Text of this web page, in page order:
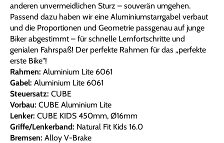
anderen unvermeidlichen Sturz – souverän umgehen.
Passend dazu haben wir eine Aluminiumstarrgabel verbaut
und die Proportionen und Geometrie passgenau auf junge
Biker abgestimmt – für schnelle Lernfortschritte und
genialen Fahrspaß! Der perfekte Rahmen für das „perfekte
erste Bike"!
Rahmen: Aluminium Lite 6061
Gabel: Aluminium Lite 6061
Steuersatz: CUBE
Vorbau: CUBE Aluminium Lite
Lenker: CUBE KIDS 450mm, Ø16mm
Griffe/Lenkerband: Natural Fit Kids 16.0
Bremsen: Alloy V-Brake